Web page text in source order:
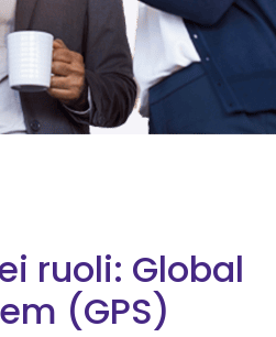
ruoli: Global
(GPS)